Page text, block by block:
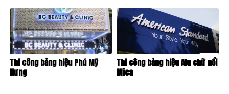
Thi công bảng hiệu Phú Mỹ
Hưng
Thi công bảng hiệu Alu chữ nổi
Mica